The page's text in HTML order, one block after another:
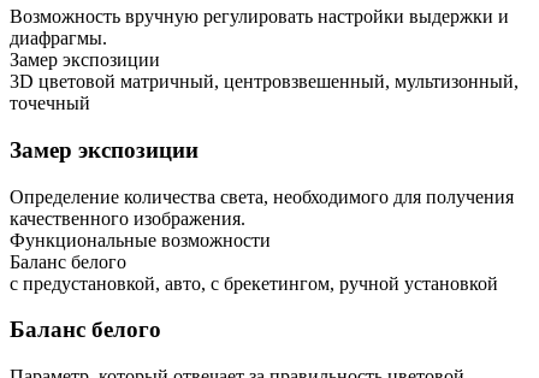
Возможность вручную регулировать настройки выдержки и
диафрагмы.
Замер экспозиции
3D цветовой матричный, центровзвешенный, мультизонный,
точечный
Замер экспозиции
Определение количества света, необходимого для получения
качественного изображения.
Функциональные возможности
Баланс белого
с предустановкой, авто, с брекетингом, ручной установкой
Баланс белого